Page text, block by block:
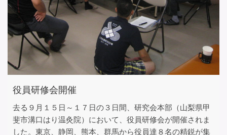
役員研修会開催
去る９月１５日～１７日の３日間、研究会本部（山梨県甲
斐市溝口はり温灸院）において、役員研修会が開催されま
した。東京、静岡、熊本、群馬から役員達８名の精鋭が集